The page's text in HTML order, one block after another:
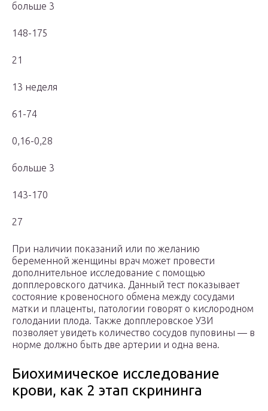
больше 3
148-175
21
13 неделя
61-74
0,16-0,28
больше 3
143-170
27
При наличии показаний или по желанию
беременной женщины врач может провести
дополнительное исследование с помощью
допплеровского датчика. Данный тест показывает
состояние кровеносного обмена между сосудами
матки и плаценты, патологии говорят о кислородном
голодании плода. Также допплеровское УЗИ
позволяет увидеть количество сосудов пуповины — в
норме должно быть две артерии и одна вена.
Биохимическое исследование
крови, как 2 этап скрининга